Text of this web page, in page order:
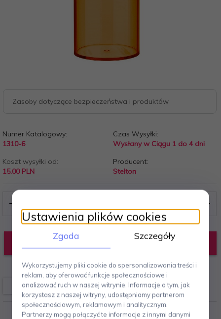
Zasoby dotyczące bezpieczeństwa i produktów
Numer Katalogowy:
1310-6
Czas Wysyłki:
Wysłany w Ciągu 1 do 4 dni
Koszt wysyłki od:
15.00 PLN
Producent:
Stelton
Ustawienia plików cookies
Zgoda Szczegóły
Wykorzystujemy pliki cookie do spersonalizowania treści i
reklam, aby oferować funkcje społecznościowe i
analizować ruch w naszej witrynie. Informacje o tym, jak
korzystasz z naszej witryny, udostępniamy partnerom
społecznościowym, reklamowym i analitycznym.
Partnerzy mogą połączyć te informacje z innymi danymi